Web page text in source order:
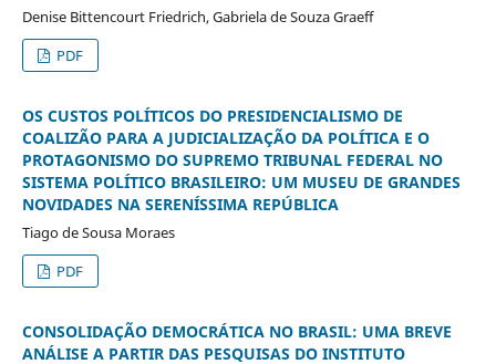
Denise Bittencourt Friedrich, Gabriela de Souza Graeff
PDF
OS CUSTOS POLÍTICOS DO PRESIDENCIALISMO DE
COALIZÃO PARA A JUDICIALIZAÇÃO DA POLÍTICA E O
PROTAGONISMO DO SUPREMO TRIBUNAL FEDERAL NO
SISTEMA POLÍTICO BRASILEIRO: UM MUSEU DE GRANDES
NOVIDADES NA SERENÍSSIMA REPÚBLICA
Tiago de Sousa Moraes
PDF
CONSOLIDAÇÃO DEMOCRÁTICA NO BRASIL: UMA BREVE
ANÁLISE A PARTIR DAS PESQUISAS DO INSTITUTO